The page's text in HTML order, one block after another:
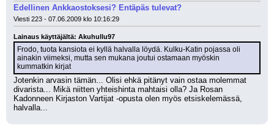
Edellinen Ankkaostoksesi? Entäpäs tulevat?
Viesti 223 - 07.06.2009 klo 10:16:29
Lainaus käyttäjältä: Akuhullu97
Frodo, tuota kansiota ei kyllä halvalla löydä. Kulku-Katin pojassa oli
ainakin viimeksi, mutta sen mukana joutui ostamaan myöskin
kummatkin kirjat
Jotenkin arvasin tämän... Olisi ehkä pitänyt vain ostaa molemmat
divarista... Mikä niitten yhteishinta mahtaisi olla? Ja Rosan
Kadonneen Kirjaston Vartijat -opusta olen myös etsiskelemässä,
halvalla...